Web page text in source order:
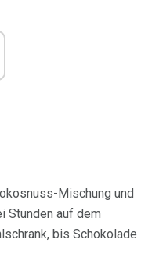
Mischung und
Stunden auf dem
bis Schokolade